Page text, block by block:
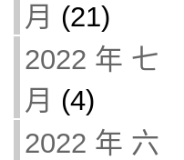
月 (21)
2022 年 七
月 (4)
2022 年 六